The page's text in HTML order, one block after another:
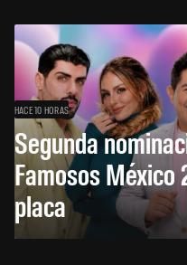
HACE 10 HORAS
Segunda
Famosos
placa